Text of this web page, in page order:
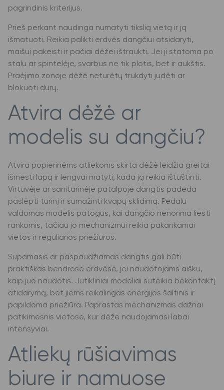
pagrindinis kriterijus.
Prieš perkant naudinga numatyti tikslią vietą ir ją
išmatuoti. Reikia palikti erdvės dangčiui atsidaryti,
maišui pakeisti ir pačiai dėžei ištraukti. Jei ji statoma po
stalu ar spintelėje, svarbus ne tik plotis, bet ir aukštis.
Praėjimo zonoje dėžė neturėtų trukdyti judėti ar
blokuoti durų.
Atvira dėžė ar
modelis su dangčiu?
Atvira popierinėms atliekoms skirta dėžė leidžia greitai
išmesti lapą ir lengvai matyti, kada ją reikia ištuštinti.
Virtuvėje ar sanitarinėje patalpoje dangtis padeda
paslėpti turinį ir sumažinti kvapų sklidimą. Pedalu
valdomas modelis patogus, kai dangčio nenorima liesti
rankomis, tačiau jo mechanizmui reikia pakankamai
vietos ir reguliarios priežiūros.
Supamasis ar paspaudžiamas dangtis gali būti
praktiškas bendrose erdvėse, jei naudotojams aišku,
kaip juo naudotis. Jutikliniai modeliai suteikia bekontaktį
atidarymą, bet jiems reikalingas energijos šaltinis ir
papildoma priežiūra. Paprastas mechanizmas dažnai
patikimesnis vietose, kur dėže naudojamasi labai
intensyviai.
Atliekų rūšiavimas
biure ir namuose